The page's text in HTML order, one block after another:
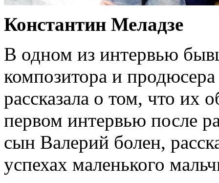
Константин Меладзе
В одном из интервью
композитора и
рассказала о том, что их
первом интервью после
сын Валерий болен,
успехах маленького